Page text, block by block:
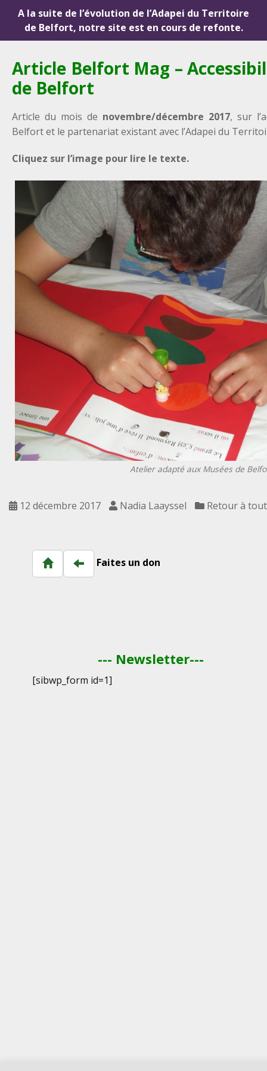
A la suite de l’évolution de l’Adapei du Territoire
de Belfort, notre site est en cours de refonte.
Article Belfort Mag –
de Belfort
Article du mois de novembre/décembre 2017, sur
Belfort et le partenariat existant avec l’Adapei du
Cliquez sur l’image pour lire le texte.
Atelier adapté aux Musées de
12 décembre 2017 Nadia Laayssel Retour à
Faites un don
--- Newsletter---
[sibwp_form id=1]